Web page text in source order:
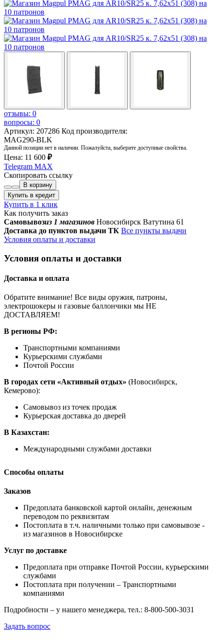
отзывы: 0
вопросы: 0
Артикул: 207286 Код производителя:
MAG290-BLK
Данной позиции нет в наличии. Пожалуйста, выберите доступные свойства.
Цена: 11 600 ₽
Telegram MAX
Скопировать ссылку
В корзину
Купить в кредит
Купить в 1 клик
Как получить заказ
Самовывозиз 1 магазинов Новосибирск Ватутина 61
Доставка до пунктов выдачи ТК Все пункты выдачи
Условия оплаты и доставки
Условия оплаты и доставки
Доставка и оплата
Обратите внимание! Все виды оружия, патроны,
электрошокеры и газовые баллончики мы НЕ
ДОСТАВЛЯЕМ!
В регионы РФ:
Транспортными компаниями
Курьерскими службами
Почтой России
В городах сети «Активный отдых» (Новосибирск,
Кемерово):
Самовывоз из точек продаж
Курьерская доставка до дверей
В Казахстан:
Международными службами доставки
Способы оплаты
Заказов
Предоплата банковской картой онлайн, денежным
переводом по реквизитам
Постоплата в т.ч. наличными только при самовывозе -
из магазинов в Новосибирске
Услуг по доставке
Предоплата при отправке Почтой России, курьерскими
службами
Постоплата при получении – Транспортными
компаниями
Подробности – у нашего менеджера, тел.: 8-800-500-3031
Задать вопрос